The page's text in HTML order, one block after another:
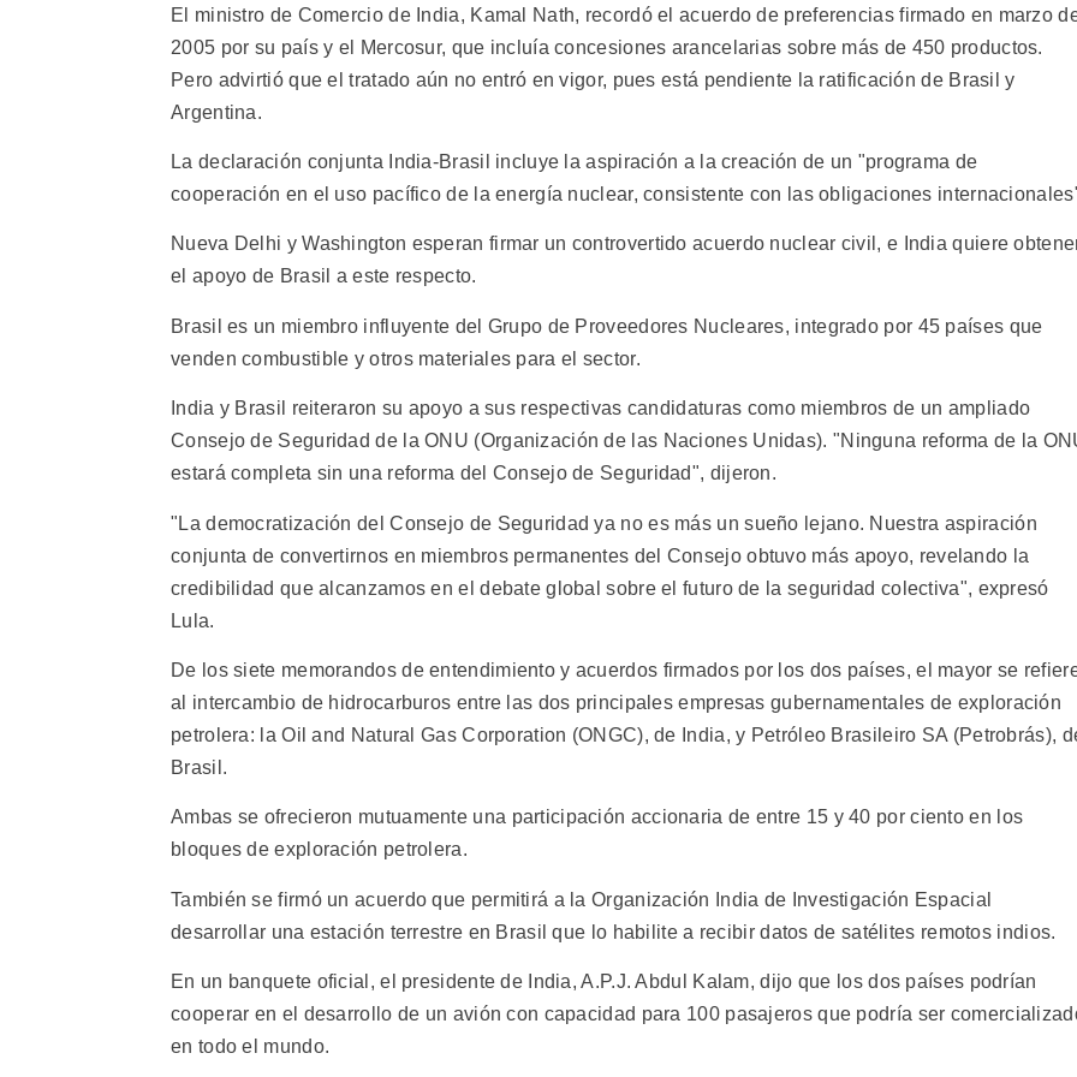
El ministro de Comercio de India, Kamal Nath, recordó el acuerdo de preferencias firmado en marzo
2005 por su país y el Mercosur, que incluía concesiones arancelarias sobre más de 450 productos.
Pero advirtió que el tratado aún no entró en vigor, pues está pendiente la ratificación de Brasil y
Argentina.
La declaración conjunta India-Brasil incluye la aspiración a la creación de un "programa de
cooperación en el uso pacífico de la energía nuclear, consistente con las obligaciones
Nueva Delhi y Washington esperan firmar un controvertido acuerdo nuclear civil, e India quiere
el apoyo de Brasil a este respecto.
Brasil es un miembro influyente del Grupo de Proveedores Nucleares, integrado por 45 países que
venden combustible y otros materiales para el sector.
India y Brasil reiteraron su apoyo a sus respectivas candidaturas como miembros de un ampliado
Consejo de Seguridad de la ONU (Organización de las Naciones Unidas). "Ninguna reforma de la
estará completa sin una reforma del Consejo de Seguridad", dijeron.
"La democratización del Consejo de Seguridad ya no es más un sueño lejano. Nuestra aspiración
conjunta de convertirnos en miembros permanentes del Consejo obtuvo más apoyo, revelando la
credibilidad que alcanzamos en el debate global sobre el futuro de la seguridad colectiva", expresó
Lula.
De los siete memorandos de entendimiento y acuerdos firmados por los dos países, el mayor se
al intercambio de hidrocarburos entre las dos principales empresas gubernamentales de exploración
petrolera: la Oil and Natural Gas Corporation (ONGC), de India, y Petróleo Brasileiro SA (Petrobrás),
Brasil.
Ambas se ofrecieron mutuamente una participación accionaria de entre 15 y 40 por ciento en los
bloques de exploración petrolera.
También se firmó un acuerdo que permitirá a la Organización India de Investigación Espacial
desarrollar una estación terrestre en Brasil que lo habilite a recibir datos de satélites remotos indios.
En un banquete oficial, el presidente de India, A.P.J. Abdul Kalam, dijo que los dos países podrían
cooperar en el desarrollo de un avión con capacidad para 100 pasajeros que podría ser
en todo el mundo.